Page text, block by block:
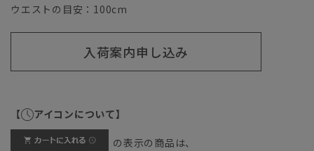
ウエストの目安： 100cm
入荷案内申し込み
【 アイコンについて】
の表示の商品は、